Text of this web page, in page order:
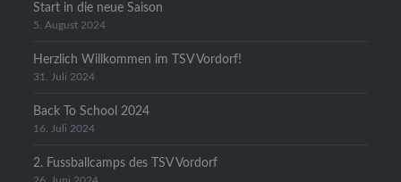
Start in die neue Saison
5. August 2024
Herzlich Willkommen im TSV Vordorf!
31. Juli 2024
Back To School 2024
16. Juli 2024
2. Fussballcamps des TSV Vordorf